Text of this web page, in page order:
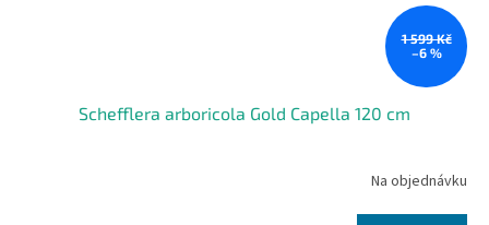
1 599 Kč
–6 %
Schefflera arboricola Gold Capella 120 cm
Na objednávku